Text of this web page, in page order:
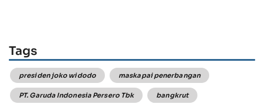
Tags
presiden joko widodo maskapai penerbangan
PT. Garuda Indonesia Persero Tbk bangkrut